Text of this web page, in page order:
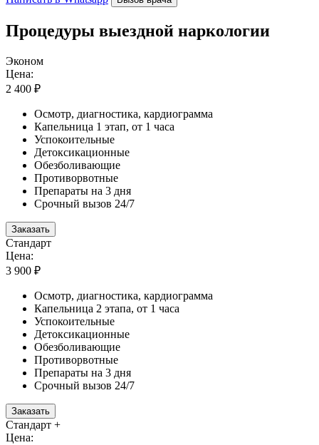
Процедуры выездной наркологии
Эконом
Цена:
2 400 ₽
Осмотр, диагностика, кардиограмма
Капельница 1 этап, от 1 часа
Успокоительные
Детоксикационные
Обезболивающие
Противорвотные
Препараты на 3 дня
Срочный вызов 24/7
Заказать
Стандарт
Цена:
3 900 ₽
Осмотр, диагностика, кардиограмма
Капельница 2 этапа, от 1 часа
Успокоительные
Детоксикационные
Обезболивающие
Противорвотные
Препараты на 3 дня
Срочный вызов 24/7
Заказать
Стандарт +
Цена: